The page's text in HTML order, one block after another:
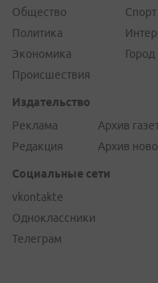
Общество
Политика
Экономика
Происшествия
Спорт
Город
Издательство
Реклама
Редакция
Архив
Архив
Социальные сети
vkontakte
Одноклассники
Телеграм